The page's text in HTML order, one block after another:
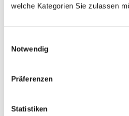
welche Kategorien Sie zulassen
Notwendig
Präferenzen
Statistiken